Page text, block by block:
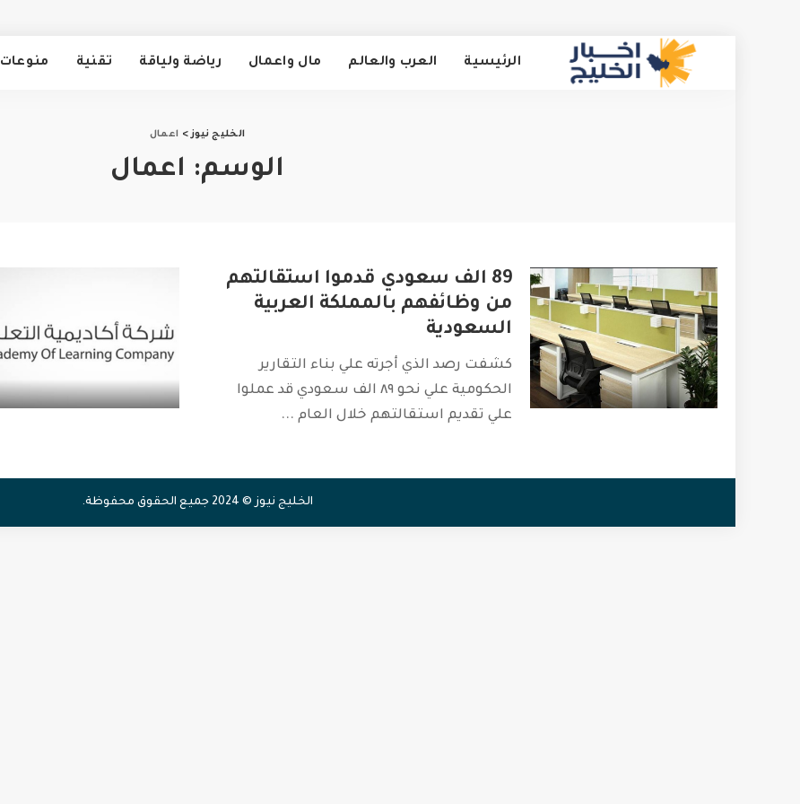
الرئيسية العرب والعالم مال واعمال رياضة ولياقة تقنية منوعات
الخليج نيوز> اعمال
الوسم: اعمال
89 الف سعودي قدموا استقالتهم
من وظائفهم بالمملكة العربية
السعودية
كشفت رصد الذي أجرته علي بناء التقارير
الحكومية علي نحو ٨٩ الف سعودي قد عملوا
علي تقديم استقالتهم خلال العام ...
الخليج نيوز © 2024 جميع الحقوق محفوظة.